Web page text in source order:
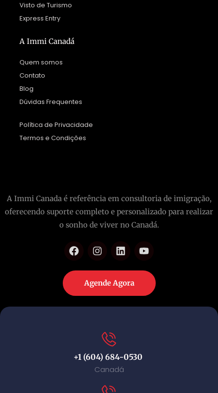
Visto de Turismo
Express Entry
A Immi Canadá
Quem somos
Contato
Blog
Dúvidas Frequentes
Política de Privacidade
Termos e Condições
A Immi Canada é referência em consultoria de imigração,
oferecendo suporte completo e personalizado para realizar
o sonho de viver no Canadá.
Agende Agora
+1 (604) 684-0530
Canadá